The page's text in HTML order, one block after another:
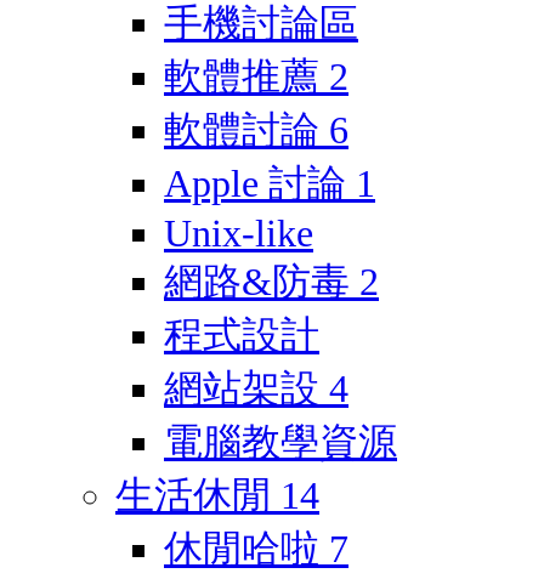
手機討論區
軟體推薦 2
軟體討論 6
Apple 討論 1
Unix-like
網路&防毒 2
程式設計
網站架設 4
電腦教學資源
生活休閒 14
休閒哈啦 7